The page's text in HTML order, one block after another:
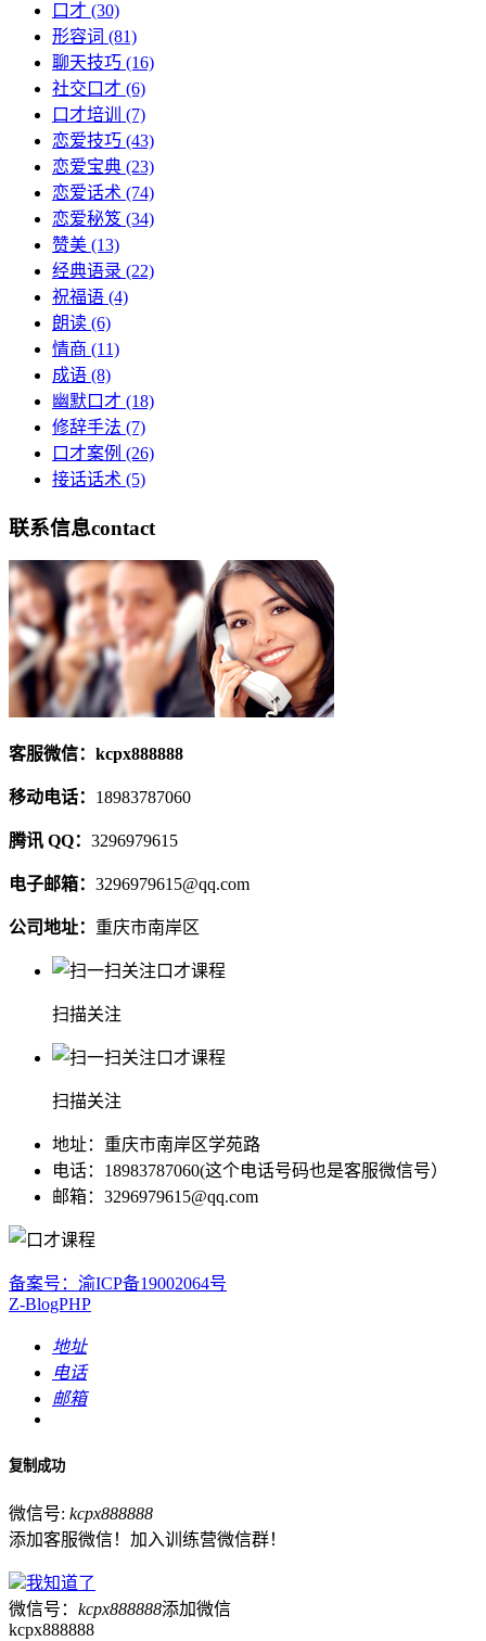
口才 (30)
形容词 (81)
聊天技巧 (16)
社交口才 (6)
口才培训
(7)
恋爱技巧 (43)
恋爱宝典 (23)
恋爱话术 (74)
恋爱秘笈 (34)
赞美 (13)
经典语录 (22)
祝福语 (4)
朗读 (6)
情商 (11)
成语 (8)
幽默口才 (18)
修辞手法 (7)
口才案例 (26)
接话话术 (5)
联系信息contact
客服微信：kcpx888888
移动电话： 18983787060
腾讯 QQ： 3296979615
电子邮箱： 3296979615@qq.com
公司地址： 重庆市南岸区
扫描关注
扫描关注
地址：重庆市南岸区学苑路
电话：18983787060(这个电话号码也是客服微信号）
邮箱：3296979615@qq.com
备案号：渝ICP备19002064号
Z-BlogPHP
地址
电话
邮箱
复制成功
微信号: kcpx888888
添加客服微信！加入训练营微信群！
我知道了
微信号： kcpx888888添加微信
kcpx888888